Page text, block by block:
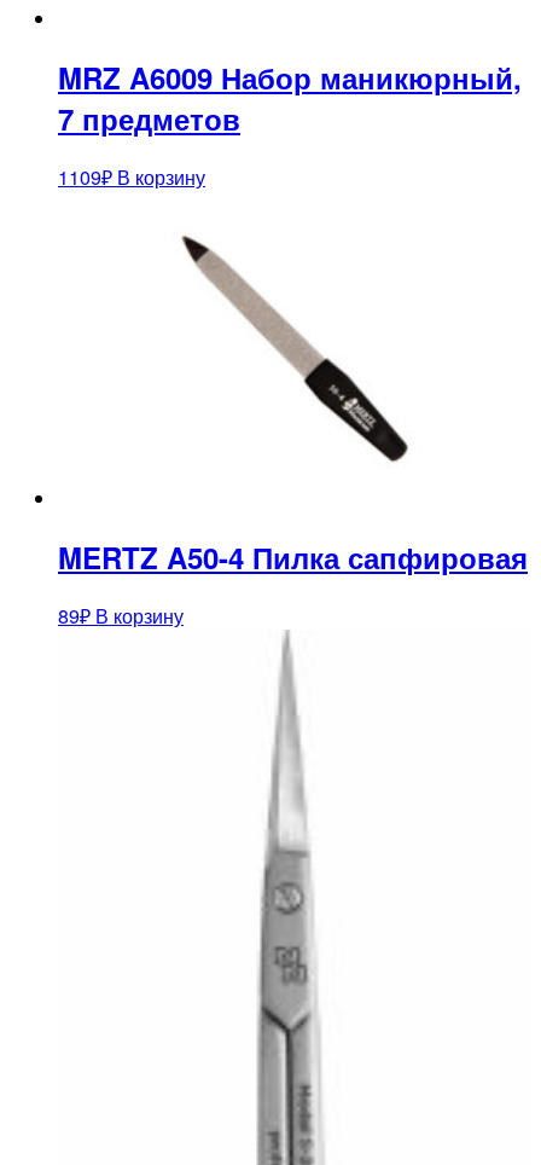
MRZ A6009 Набор маникюрный,
7 предметов
1109₽ В корзину
MERTZ A50-4 Пилка сапфировая
89₽ В корзину